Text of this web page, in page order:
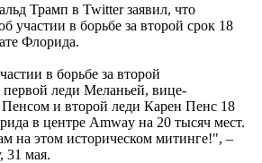
Трамп в Twitter заявил, что
участии в борьбе за второй срок 18
Флорида.
в борьбе за второй
первой леди Меланьей, вице-
и второй леди Карен Пенс 18
в центре Amway на 20 тысяч мест.
на этом историческом митинге!", –
31 мая.